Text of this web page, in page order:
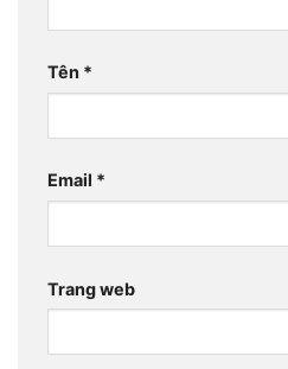
Tên *
Email *
Trang web